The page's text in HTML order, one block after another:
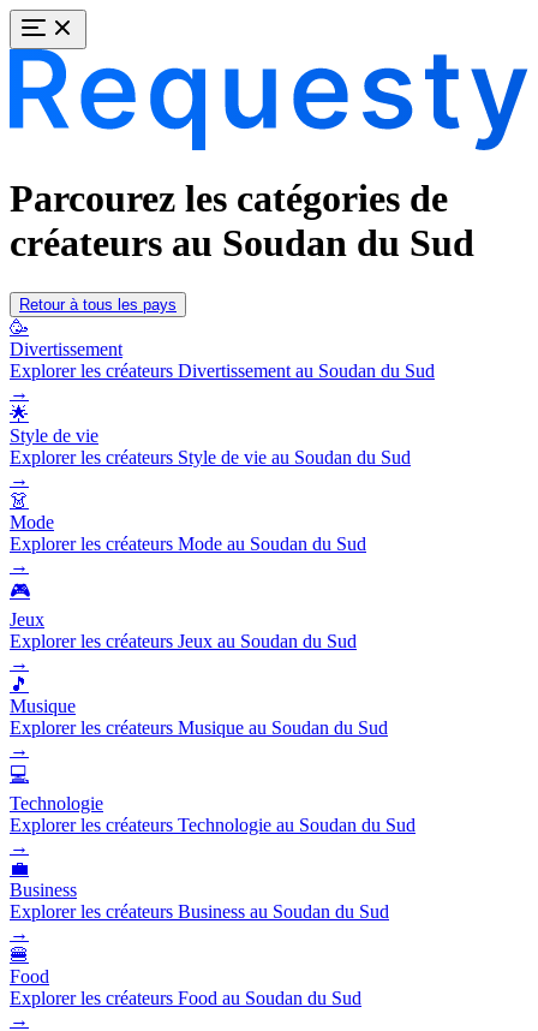
Parcourez les catégories de
créateurs au Soudan du Sud
Retour à tous les pays
🥳
Divertissement
Explorer les créateurs Divertissement au Soudan du Sud
→
🌟
Style de vie
Explorer les créateurs Style de vie au Soudan du Sud
→
👗
Mode
Explorer les créateurs Mode au Soudan du Sud
→
🎮
Jeux
Explorer les créateurs Jeux au Soudan du Sud
→
🎵
Musique
Explorer les créateurs Musique au Soudan du Sud
→
💻
Technologie
Explorer les créateurs Technologie au Soudan du Sud
→
💼
Business
Explorer les créateurs Business au Soudan du Sud
→
🍔
Food
Explorer les créateurs Food au Soudan du Sud
→